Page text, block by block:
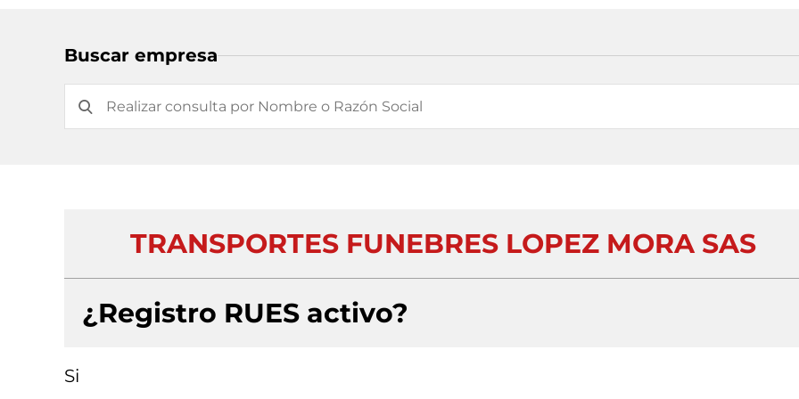
Buscar empresa
TRANSPORTES FUNEBRES LOPEZ MORA SAS
¿Registro RUES activo?
Si